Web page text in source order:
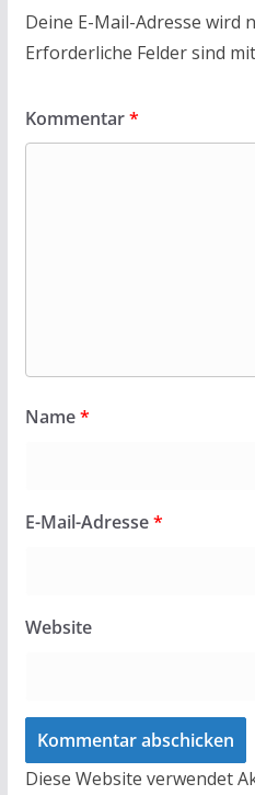
Deine E-Mail-Adresse wird
Erforderliche Felder sind mit
Kommentar*
Name*
E-Mail-Adresse*
Website
Diese Website verwendet